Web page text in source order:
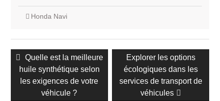
Honda Navi
Navigation
des
articles
Publication
précédente :
Quelle est la meilleure
huile synthétique selon
les exigences de votre
véhicule ?
Prochain
message :
Explorer les options
écologiques dans les
services de transport de
véhicules